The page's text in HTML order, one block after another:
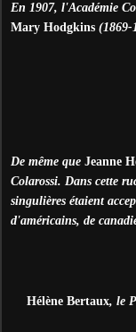
En 1907, l'Académie
Mary Hodgkins (1869-
De même que Jeanne
Colarossi. Dans cette
singulières étaient
d'américains, de
Hélène Bertaux, le